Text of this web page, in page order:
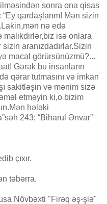
sonra ona qisas
qardaşlarım! Mən sizin
nə edə
malikdirlər,biz isə onlara
aranızdadırlar.Sizin
macal görürsünüzmü?...
Gərək bu insanların
qərar tutmasını və imkan
sakitləşin və mənim sizə
etməyin ki,o bizim
hələki
243; “Biharul Ənvar”
çıxır.
təbərra.
Növbəxti "Firəq əş-şiə"